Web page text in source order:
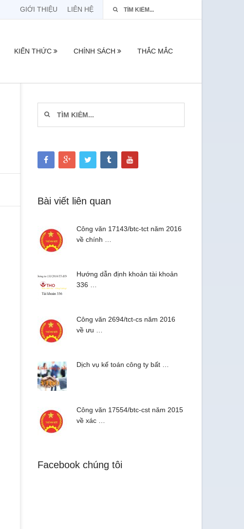
GIỚI THIỆU LIÊN HỆ
KIẾN THỨC CHÍNH SÁCH THẮC MẮC
Bài viết liên quan
Công văn 17143/btc-tct năm 2016
về chính …
Hướng dẫn định khoản tài khoản
336 …
Công văn 2694/tct-cs năm 2016
về ưu …
Dịch vụ kế toán công ty bất …
Công văn 17554/btc-cst năm 2015
về xác …
Facebook chúng tôi